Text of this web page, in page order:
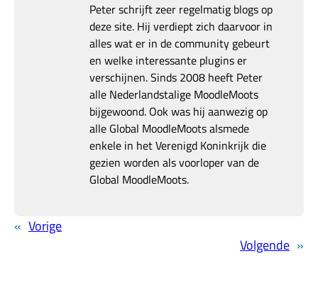
Peter schrijft zeer regelmatig blogs op
deze site. Hij verdiept zich daarvoor in
alles wat er in de community gebeurt
en welke interessante plugins er
verschijnen. Sinds 2008 heeft Peter
alle Nederlandstalige MoodleMoots
bijgewoond. Ook was hij aanwezig op
alle Global MoodleMoots alsmede
enkele in het Verenigd Koninkrijk die
gezien worden als voorloper van de
Global MoodleMoots.
« Vorige
Volgende »